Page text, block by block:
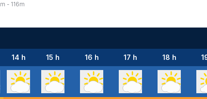
m - 116m
14 h 15 h 16 h 17 h 18 h